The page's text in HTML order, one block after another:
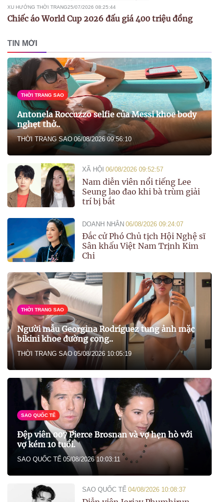
XU HƯỚNG THỜI TRANG25/07/2026 08:25:44
Chiếc áo World Cup 2026 đấu giá 400 triệu đồng
TIN MỚI
THỜI TRANG SAO
Antonela Roccuzzo selfie của Messi khoe body
nghẹt thở..
THỜI TRANG SAO 06/08/2026 09:56:10
XÃ HỘI 06/08/2026 09:52:57
Nam diễn viên nổi tiếng Lee
Seung lao đao khi bà trùm giải
trí bị bắt
DOANH NHÂN 06/08/2026 09:24:07
Đắc cử Phó Chủ tịch Hội Nghệ sĩ
Sân khấu Việt Nam Trịnh Kim
Chi
THỜI TRANG SAO
Người mẫu Georgina Rodríguez tung ảnh mặc
bikini khoe đường cong..
THỜI TRANG SAO 05/08/2026 10:05:19
SAO QUỐC TẾ
Đệp viên 007 Pierce Brosnan và vợ hẹn hò với
vợ kém 10 tuổi.
SAO QUỐC TẾ 05/08/2026 10:03:11
SAO QUỐC TẾ 04/08/2026 10:08:37